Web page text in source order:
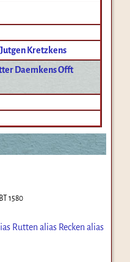
Jutgen Kretzkens
Daemkens Offt
1580
Rutten alias Recken alias